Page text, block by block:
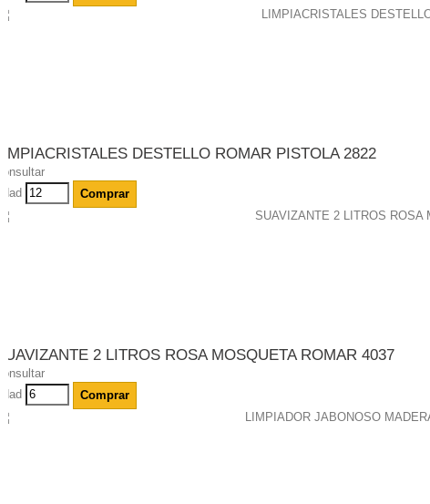
LIMPIACRISTALES DESTELLO ROMAR PISTOLA 2822
Consultar
Udad
Comprar
SUAVIZANTE 2 LITROS ROSA MOSQUETA ROMAR 4037
Consultar
Udad
Comprar